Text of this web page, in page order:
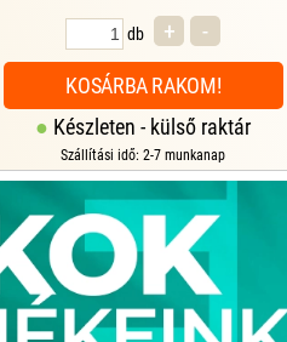
Készleten - külső raktár
Szállítási idő: 2-7 munkanap
db + -
KOSÁRBA RAKOM!